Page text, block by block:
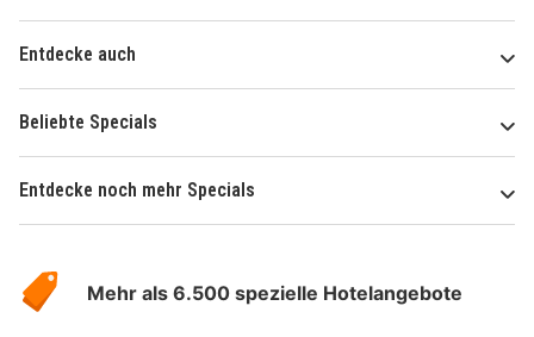
Entdecke auch
Beliebte Specials
Entdecke noch mehr Specials
Hotelspecials
Mehr als 6.500 spezielle Hotelangebote